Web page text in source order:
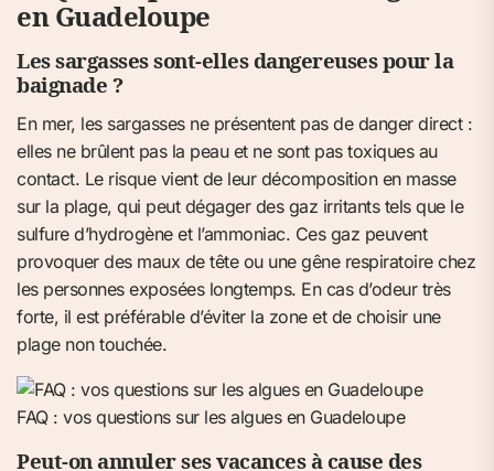
en Guadeloupe
Les sargasses sont-elles dangereuses pour la
baignade ?
En mer, les sargasses ne présentent pas de danger direct :
elles ne brûlent pas la peau et ne sont pas toxiques au
contact. Le risque vient de leur décomposition en masse
sur la plage, qui peut dégager des gaz irritants tels que le
sulfure d’hydrogène et l’ammoniac. Ces gaz peuvent
provoquer des maux de tête ou une gêne respiratoire chez
les personnes exposées longtemps. En cas d’odeur très
forte, il est préférable d’éviter la zone et de choisir une
plage non touchée.
FAQ : vos questions sur les algues en Guadeloupe
Peut-on annuler ses vacances à cause des